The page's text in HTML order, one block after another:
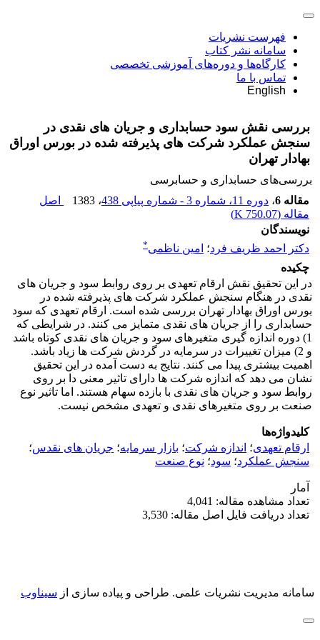
فهرست نشریات
سامانه نشر کتاب
کارگاه‌ها و دوره‌های آموزشی تخصصی
تماس با ما
English
بررسی نقش سود حسابداری و جریان های نقدی در
سنجش عملکرد شرکت های پذیرفته شده در بورس اوراق
بهادار تهران
بررسی‏‌های حسابداری و حسابرسی
مقاله 6
، دوره 11، شماره 3 - شماره پیاپی 438 ، 1383
اصل
مقاله (750.07 K
)
نویسندگان
دکتر احمد ظریف فرد؛ امین ناظمی*
چکیده
در این تحقیق نقش ارقام تعهدی بر روی روابط سود و جریان های
نقدی در هنگام سنجش عملکرد شرکت های پذیرفته شده در
بورس اوراق بهادار تهران بررسی شده است. ارقام تعهدی که سود
حسابداری را از جریان های نقدی متمایز می کنند. در شرایطی که
1) دوره اندازه گیری متغیرهای سود و جریان های نقدی کوتاه باشد
و 2) میزان تغییرات در سرمایه در گردش شرکت ها زیاد باشد.
اهمیت بیشتری پیدا می کنند. نتایج به دست آمده در این تحقیق
نشان می دهد که اندازه شرکت ها دارای تاثیر معنی دا بر روی
روابط سود و جریان های نقدی با بازده سهام هستند. اما تاثیر نوع
صنعت بر روی متغیرهای نقدی و تعهدی مشخص نیست.
کلیدواژه‌ها
ارقام تعهدی؛ اندازه شرکت؛ بازار سرمایه؛ جریان های نقدس؛
سنجش عملکرد؛ سود؛ نوع صنعت
آمار
تعداد مشاهده مقاله: 4,041
تعداد دریافت فایل اصل مقاله: 3,530
سامانه مدیریت نشریات علمی. طراحی و پیاده سازی از سیناوب